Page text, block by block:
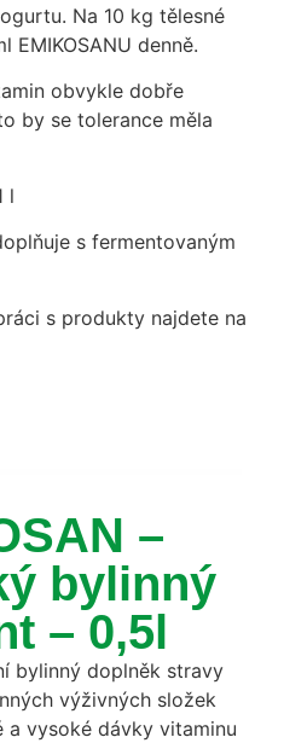
Na 10 kg tělesné
EMIKOSANU denně.
obvykle dobře
by se tolerance měla
l
s fermentovaným
s produkty najdete na
–
bylinný
– 0,5l
bylinný doplněk stravy
výživných složek
a vysoké dávky vitaminu